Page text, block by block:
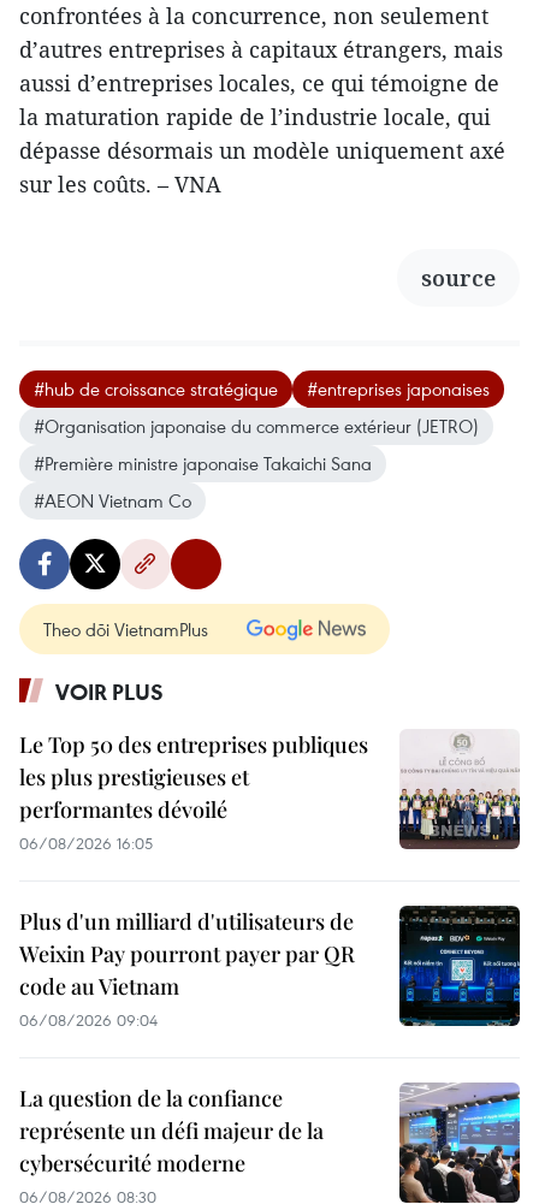
confrontées à la concurrence, non seulement
d’autres entreprises à capitaux étrangers, mais
aussi d’entreprises locales, ce qui témoigne de
la maturation rapide de l’industrie locale, qui
dépasse désormais un modèle uniquement axé
sur les coûts. – VNA
source
#hub de croissance stratégique
#entreprises japonaises
#Organisation japonaise du commerce extérieur (JETRO)
#Première ministre japonaise Takaichi Sana
#AEON Vietnam Co
Theo dõi VietnamPlus
VOIR PLUS
Le Top 50 des entreprises publiques
les plus prestigieuses et
performantes dévoilé
06/08/2026 16:05
Plus d'un milliard d'utilisateurs de
Weixin Pay pourront payer par QR
code au Vietnam
06/08/2026 09:04
La question de la confiance
représente un défi majeur de la
cybersécurité moderne
06/08/2026 08:30